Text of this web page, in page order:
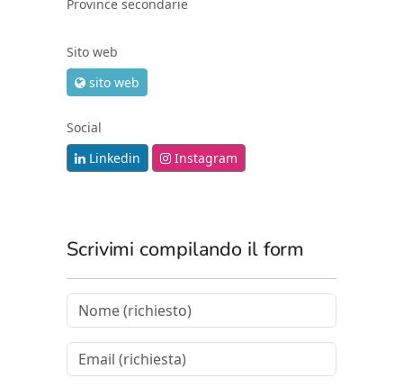
Province secondarie
Sito web
sito web
Social
Linkedin
Instagram
Scrivimi compilando il form